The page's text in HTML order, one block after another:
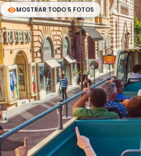
MOSTRAR TODO 5 FOTOS